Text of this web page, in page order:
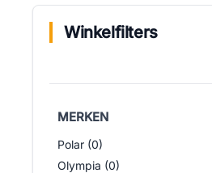
Winkelfilters
MERKEN
Polar (0)
Olympia (0)